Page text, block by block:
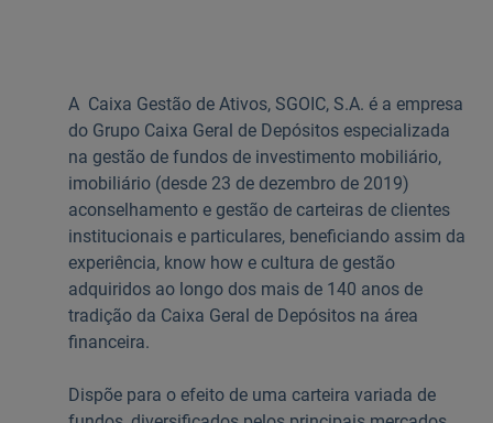
Links úteis:
Faça download da App Caixadirecta
Recomendações de Segurança
Registo fornecedor confirming
A Caixa Gestão de Ativos, SGOIC, S.A. é a empresa
do Grupo Caixa Geral de Depósitos especializada
na gestão de fundos de investimento mobiliário,
imobiliário (desde 23 de dezembro de 2019)
aconselhamento e gestão de carteiras de clientes
institucionais e particulares, beneficiando assim da
experiência, know how e cultura de gestão
adquiridos ao longo dos mais de 140 anos de
tradição da Caixa Geral de Depósitos na área
financeira.
Dispõe para o efeito de uma carteira variada de